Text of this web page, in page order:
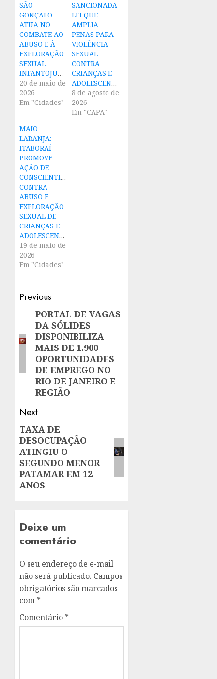
SÃO
GONÇALO
ATUA NO
COMBATE AO
ABUSO E À
EXPLORAÇÃO
SEXUAL
INFANTOJUVENIL
20 de maio de
2026
Em "Cidades"
SANCIONADA
LEI QUE
AMPLIA
PENAS PARA
VIOLÊNCIA
SEXUAL
CONTRA
CRIANÇAS E
ADOLESCENTES
8 de agosto de
2026
Em "CAPA"
MAIO
LARANJA:
ITABORAÍ
PROMOVE
AÇÃO DE
CONSCIENTIZAÇÃO
CONTRA
ABUSO E
EXPLORAÇÃO
SEXUAL DE
CRIANÇAS E
ADOLESCENTES
19 de maio de
2026
Em "Cidades"
Post
navigation
Previous
Previous
post:
PORTAL DE VAGAS
DA SÓLIDES
DISPONIBILIZA
MAIS DE 1.900
OPORTUNIDADES
DE EMPREGO NO
RIO DE JANEIRO E
REGIÃO
Next
Next
post:
TAXA DE
DESOCUPAÇÃO
ATINGIU O
SEGUNDO MENOR
PATAMAR EM 12
ANOS
Deixe um
comentário
O seu endereço de e-mail
não será publicado. Campos
obrigatórios são marcados
com *
Comentário *